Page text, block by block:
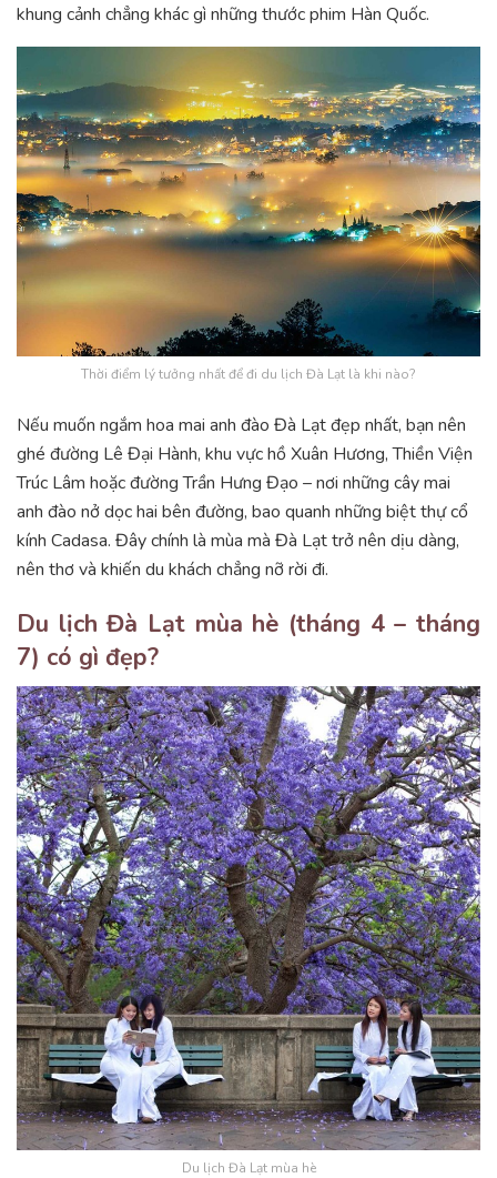
khung cảnh chẳng khác gì những thước phim Hàn Quốc.
Thời điểm lý tưởng nhất để đi du lịch Đà Lạt là khi nào?
Nếu muốn ngắm hoa mai anh đào Đà Lạt đẹp nhất, bạn nên
ghé đường Lê Đại Hành, khu vực hồ Xuân Hương, Thiền Viện
Trúc Lâm hoặc đường Trần Hưng Đạo – nơi những cây mai
anh đào nở dọc hai bên đường, bao quanh những biệt thự cổ
kính Cadasa. Đây chính là mùa mà Đà Lạt trở nên dịu dàng,
nên thơ và khiến du khách chẳng nỡ rời đi.
Du lịch Đà Lạt mùa hè (tháng 4 – tháng
7) có gì đẹp?
Du lịch Đà Lạt mùa hè